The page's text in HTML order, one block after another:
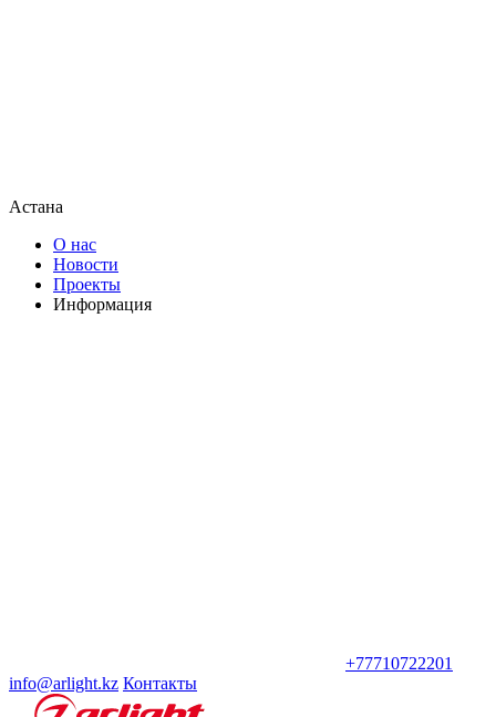
Астана
О нас
Новости
Проекты
Информация
+77710722201
info@arlight.kz Контакты